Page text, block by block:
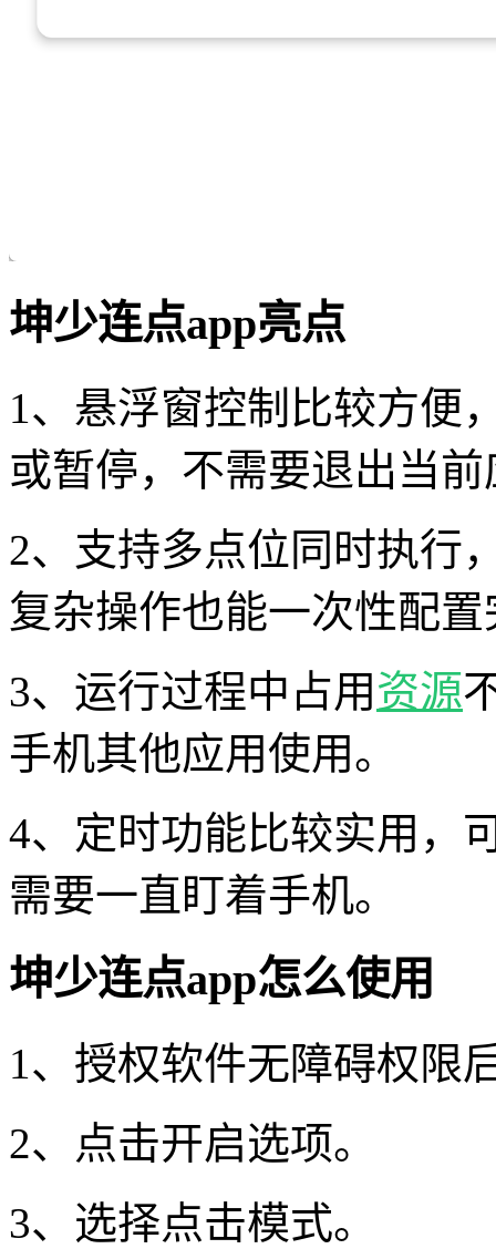
坤少连点app亮点
1、悬浮窗控制比较方便
或暂停，不需要退出当
2、支持多点位同时执行
复杂操作也能一次性配置
3、运行过程中占用 资源
手机其他应用使用。
4、定时功能比较实用，
需要一直盯着手机。
坤少连点app怎么使用
1、授权软件无障碍权限
2、点击开启选项。
3、选择点击模式。